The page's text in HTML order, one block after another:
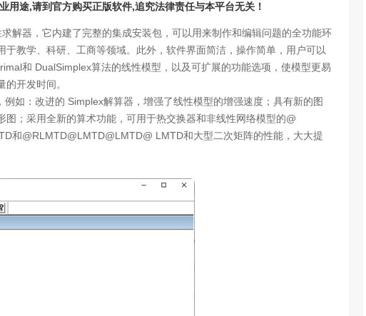
用途,请到官方购买正版软件,追究法律责任与本平台无关！
解器，它内建了完整的集成安装包，可以用来制作和编辑问题的全功能环
教学、科研、工商等领域。此外，软件界面简洁，操作简单，用户可以
和 DualSimplex算法的线性模型，以及可扩展的功能选项，使模型更易
开发时间。
如：改进的 Simplex解算器，增强了线性模型的增强速度；具有新的图
；采用全新的算术功能，可用于热交换器和非线性网络模型的@
和@RLMTD@LMTD@LMTD@ LMTD和大型二次矩阵的性能，大大提